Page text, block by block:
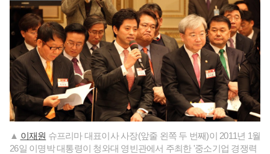
▲ 이재원 슈프리마 대표이사 사장(앞줄 왼쪽 두 번째)이 2011년 1월
26일 이명박 대통령이 청와대 영빈관에서 주최한 '중소기업 경쟁력